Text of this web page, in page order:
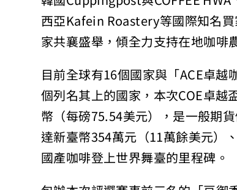
西亞Kafein Roastery等國際知名
家共襄盛舉，傾全力支持在地咖啡
目前全球有16個國家與「ACE卓
個列名其上的國家，本次COE卓
幣（每磅75.54美元），是一般期
達新臺幣354萬元（11萬餘美元）
國產咖啡登上世界舞臺的里程碑。